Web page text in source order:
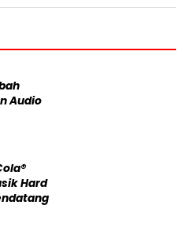
Audio
Hard